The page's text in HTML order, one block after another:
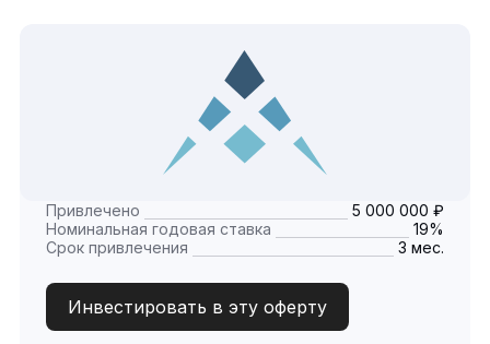
Привлечено
5 000 000 ₽
Номинальная годовая ставка
19%
Срок привлечения
3 мес.
Инвестировать в эту оферту